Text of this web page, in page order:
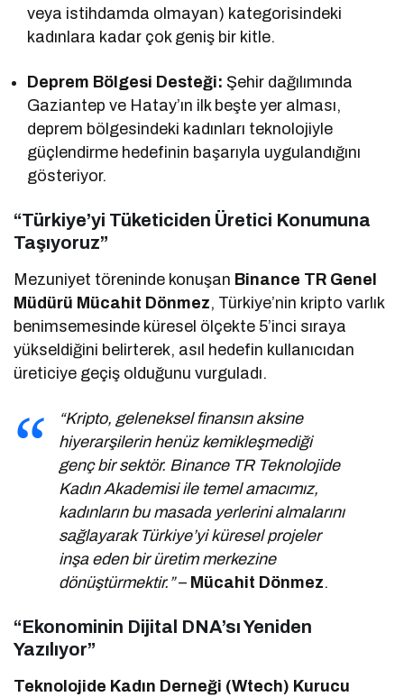
veya istihdamda olmayan) kategorisindeki
kadınlara kadar çok geniş bir kitle.
Deprem Bölgesi Desteği: Şehir dağılımında
Gaziantep ve Hatay’ın ilk beşte yer alması,
deprem bölgesindeki kadınları teknolojiyle
güçlendirme hedefinin başarıyla uygulandığını
gösteriyor.
“Türkiye’yi Tüketiciden Üretici Konumuna
Taşıyoruz”
Mezuniyet töreninde konuşan Binance TR Genel
Müdürü Mücahit Dönmez, Türkiye’nin kripto varlık
benimsemesinde küresel ölçekte 5’inci sıraya
yükseldiğini belirterek, asıl hedefin kullanıcıdan
üreticiye geçiş olduğunu vurguladı.
“Kripto, geleneksel finansın aksine
hiyerarşilerin henüz kemikleşmediği
genç bir sektör. Binance TR Teknolojide
Kadın Akademisi ile temel amacımız,
kadınların bu masada yerlerini almalarını
sağlayarak Türkiye’yi küresel projeler
inşa eden bir üretim merkezine
dönüştürmektir.”– Mücahit Dönmez.
“Ekonominin Dijital DNA’sı Yeniden
Yazılıyor”
Teknolojide Kadın Derneği (Wtech) Kurucu